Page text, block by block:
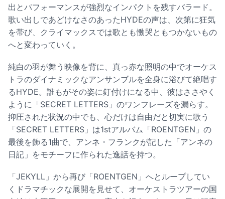
出とパフォーマンスが強烈なインパクトを残すバラード。
歌い出しであどけなさのあったHYDEの声は、次第に狂気
を帯び、クライマックスでは歌とも慟哭ともつかないもの
へと変わっていく。
純白の羽が舞う映像を背に、真っ赤な照明の中でオーケス
トラのダイナミックなアンサンブルを全身に浴びて絶唱す
るHYDE。誰もがその姿に釘付けになる中、彼はささやく
ように「SECRET LETTERS」のワンフレーズを漏らす。
抑圧された状況の中でも、心だけは自由だと切実に歌う
「SECRET LETTERS」は1stアルバム「ROENTGEN」の
最後を飾る1曲で、アンネ・フランクが記した「アンネの
日記」をモチーフに作られた逸話を持つ。
「JEKYLL」から再び「ROENTGEN」へとループしてい
くドラマチックな展開を見せて、オーケストラツアーの国